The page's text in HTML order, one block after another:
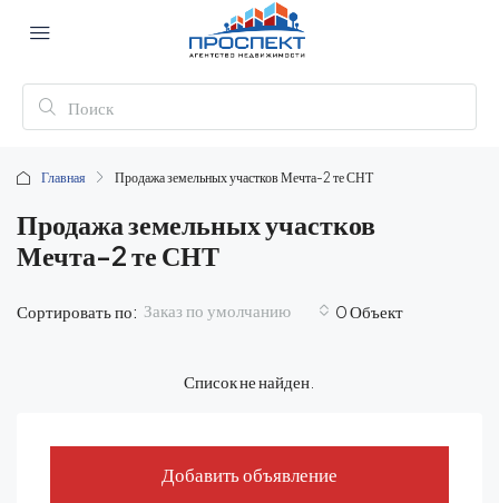
Главная Продажа земельных участков Мечта-2 те СНТ
Продажа земельных участков
Мечта-2 те СНТ
0 Объект
Сортировать по: Заказ по умолчанию
Список не найден.
Добавить объявление